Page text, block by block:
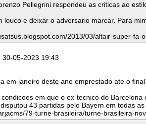
Pellegrini respondeu as criticas ao
louco e deixar o adversario marcar. Para
2013/03/altair-super-fa-
30-05-2023 19:43
em janeiro deste ano emprestado ate o
em que o ex-tecnico do
43 partidas pelo Bayern em todas
79-turne-brasileira/turne-brasileira-